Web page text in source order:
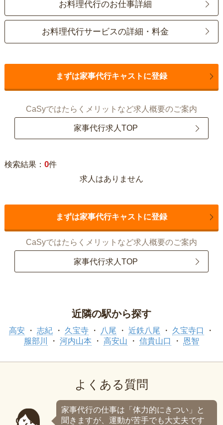
お料理代行のお仕事詳細
お料理代行サービスの詳細・料金
まずは家事代行キャストに登録
CaSyではたらくメリットなど求人概要のご案内
家事代行求人TOP
検索結果： 0件
求人はありません
まずは家事代行キャストに登録
CaSyではたらくメリットなど求人概要のご案内
家事代行求人TOP
近隣の駅から探す
高安 志紀 久宝寺 八尾 近鉄八尾
久宝寺口
服部川
河内山本 高安山 信貴山口 恩智
よくある質問
家事代行の仕事は「体力的にきつい」と
聞きますが、運動が苦手でも大丈夫です